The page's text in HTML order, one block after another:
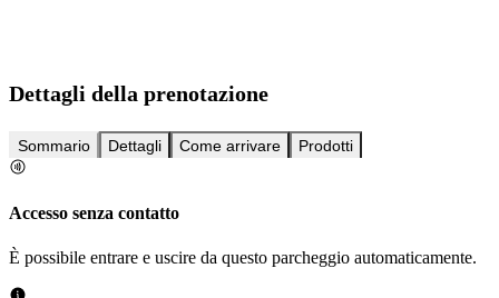
Dettagli della prenotazione
Sommario Dettagli Come arrivare Prodotti
Accesso senza contatto
È possibile entrare e uscire da questo parcheggio automaticamente.